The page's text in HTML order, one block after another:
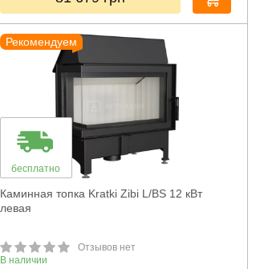
Рекомендуем
бесплатно
Каминная топка Kratki Zibi L/BS 12 кВт
левая
Отзывов нет
В наличии